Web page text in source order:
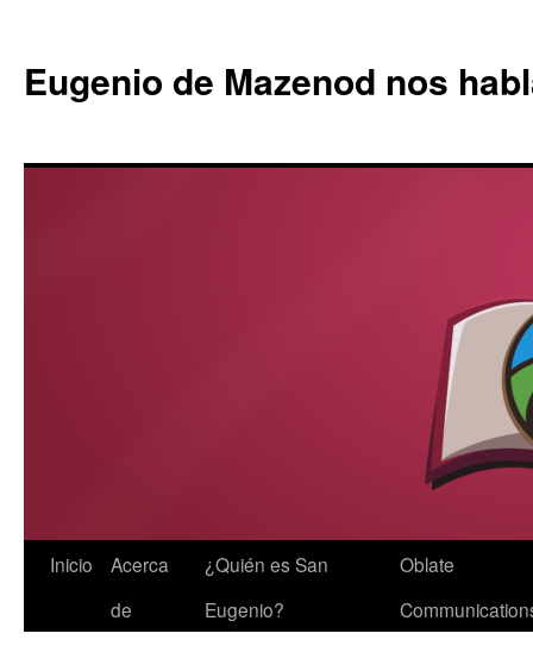
Eugenio de Mazenod nos
Saltar
Inicio
Acerca
de
¿Quién es San
Eugenio?
Oblate